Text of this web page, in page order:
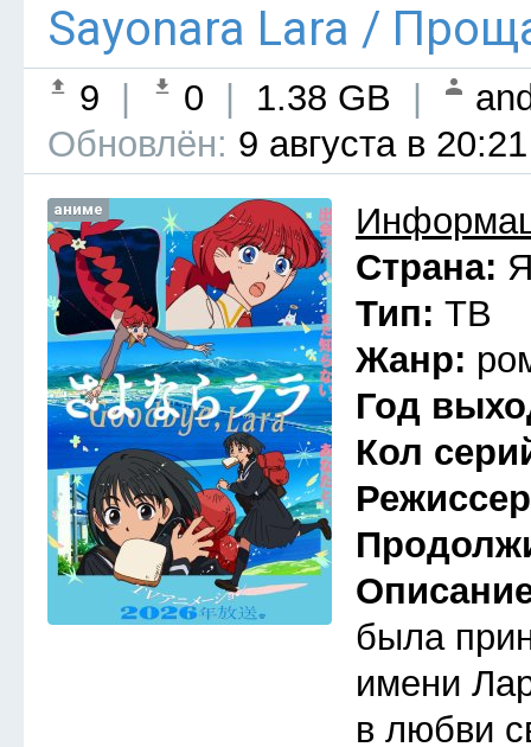
Sayonara Lara /
9 0 1.38 GB
Обновлён: 9 августа в 20:21
аниме
Страна:
Тип: ТВ
Жанр:
Год
Кол
была
имени
в любви